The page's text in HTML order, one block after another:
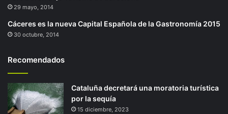
29 mayo, 2014
Cáceres es la nueva Capital Española de la Gastronomía 2015
30 octubre, 2014
Recomendados
Cataluña decretará una moratoria turística
por la sequía
15 diciembre, 2023